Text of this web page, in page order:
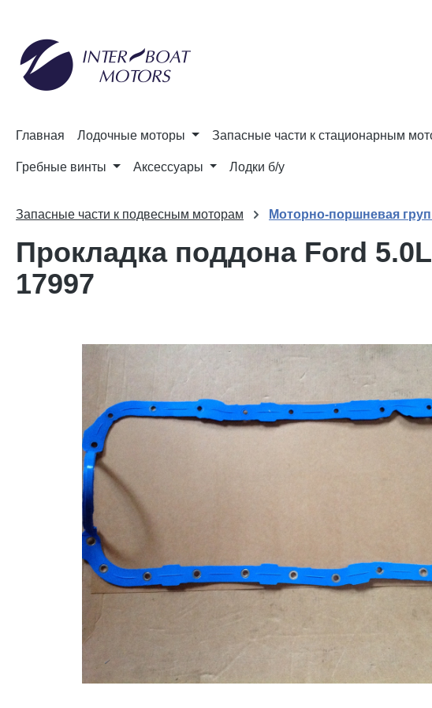
Главная Лодочные моторы Запасные части к стационарным
Гребные винты Аксессуары Лодки б/у
Запасные части к подвесным моторам Моторно-поршневая
Прокладка поддона Ford
17997
Пропустить галерею изображений